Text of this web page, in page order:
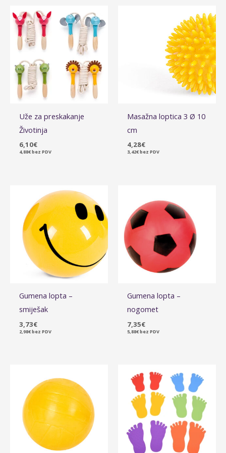
Uže za preskakanje
Životinja
6,10€
4,88€bez PDV
Masažna loptica 3 Ø 10
cm
4,28€
3,42€bez PDV
Gumena lopta –
smiješak
3,73€
2,98€bez PDV
Gumena lopta –
nogomet
7,35€
5,88€bez PDV